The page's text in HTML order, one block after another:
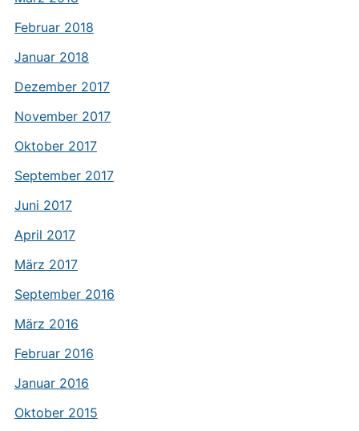
Februar 2018
Januar 2018
Dezember 2017
November 2017
Oktober 2017
September 2017
Juni 2017
April 2017
März 2017
September 2016
März 2016
Februar 2016
Januar 2016
Oktober 2015